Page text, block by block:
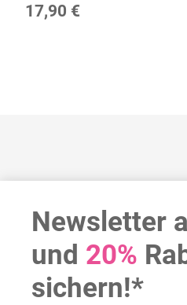
17,90 €
Newsletter
und 20%
sichern!*